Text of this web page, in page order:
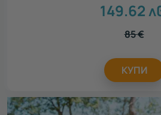
149.62
85€
КУПИ